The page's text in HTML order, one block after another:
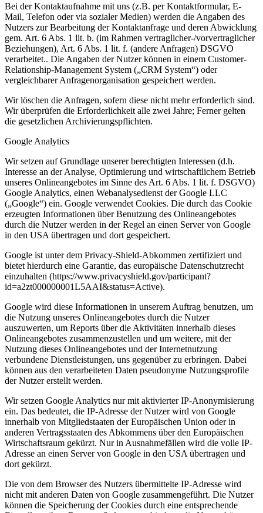
Bei der Kontaktaufnahme mit uns (z.B. per Kontaktformular, E-
Mail, Telefon oder via sozialer Medien) werden die Angaben des
Nutzers zur Bearbeitung der Kontaktanfrage und deren Abwicklung
gem. Art. 6 Abs. 1 lit. b. (im Rahmen vertraglicher-/vorvertraglicher
Beziehungen), Art. 6 Abs. 1 lit. f. (andere Anfragen) DSGVO
verarbeitet.. Die Angaben der Nutzer können in einem Customer-
Relationship-Management System („CRM System“) oder
vergleichbarer Anfragenorganisation gespeichert werden.
Wir löschen die Anfragen, sofern diese nicht mehr erforderlich sind.
Wir überprüfen die Erforderlichkeit alle zwei Jahre; Ferner gelten
die gesetzlichen Archivierungspflichten.
Google Analytics
Wir setzen auf Grundlage unserer berechtigten Interessen (d.h.
Interesse an der Analyse, Optimierung und wirtschaftlichem Betrieb
unseres Onlineangebotes im Sinne des Art. 6 Abs. 1 lit. f. DSGVO)
Google Analytics, einen Webanalysedienst der Google LLC
(„Google“) ein. Google verwendet Cookies. Die durch das Cookie
erzeugten Informationen über Benutzung des Onlineangebotes
durch die Nutzer werden in der Regel an einen Server von Google
in den USA übertragen und dort gespeichert.
Google ist unter dem Privacy-Shield-Abkommen zertifiziert und
bietet hierdurch eine Garantie, das europäische Datenschutzrecht
einzuhalten (https://www.privacyshield.gov/participant?
id=a2zt000000001L5AAI&status=Active).
Google wird diese Informationen in unserem Auftrag benutzen, um
die Nutzung unseres Onlineangebotes durch die Nutzer
auszuwerten, um Reports über die Aktivitäten innerhalb dieses
Onlineangebotes zusammenzustellen und um weitere, mit der
Nutzung dieses Onlineangebotes und der Internetnutzung
verbundene Dienstleistungen, uns gegenüber zu erbringen. Dabei
können aus den verarbeiteten Daten pseudonyme Nutzungsprofile
der Nutzer erstellt werden.
Wir setzen Google Analytics nur mit aktivierter IP-Anonymisierung
ein. Das bedeutet, die IP-Adresse der Nutzer wird von Google
innerhalb von Mitgliedstaaten der Europäischen Union oder in
anderen Vertragsstaaten des Abkommens über den Europäischen
Wirtschaftsraum gekürzt. Nur in Ausnahmefällen wird die volle IP-
Adresse an einen Server von Google in den USA übertragen und
dort gekürzt.
Die von dem Browser des Nutzers übermittelte IP-Adresse wird
nicht mit anderen Daten von Google zusammengeführt. Die Nutzer
können die Speicherung der Cookies durch eine entsprechende